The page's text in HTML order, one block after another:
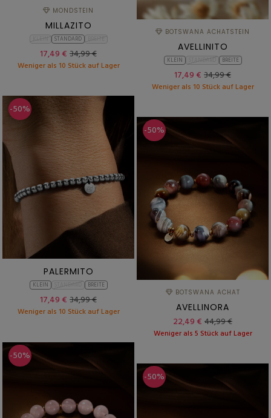
MONDSTEIN
MILLAZITO
STANDARD
17,49 € 34,99 €
Weniger als 10 Stück auf Lager
BOTSWANA ACHATSTEIN
AVELLINITO
KLEIN BREITE
17,49 € 34,99 €
Weniger als 10 Stück auf Lager
-50%
PALERMITO
KLEIN BREITE
17,49 € 34,99 €
Weniger als 10 Stück auf Lager
-50%
BOTSWANA ACHAT
AVELLINORA
22,49 € 44,99 €
Weniger als 5 Stück auf Lager
-50%
-50%